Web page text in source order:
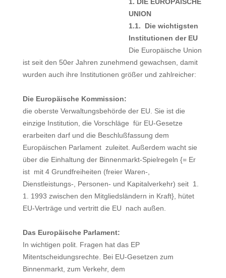
UNION
1.1. Die wichtigsten
Institutionen der EU
Die Europäische Union
ist seit den 50er Jahren zunehmend gewachsen, damit
wurden auch ihre Institutionen größer und zahlreicher:
Die Europäische Kommission:
die oberste Verwaltungsbehörde der EU. Sie ist die
einzige Institution, die Vorschläge für EU-Gesetze
erarbeiten darf und die Beschlußfassung dem
Europäischen Parlament zuleitet. Außerdem wacht sie
über die Einhaltung der Binnenmarkt-Spielregeln {= Er
ist mit 4 Grundfreiheiten (freier Waren-,
Dienstleistungs-, Personen- und Kapitalverkehr) seit 1.
1. 1993 zwischen den Mitgliedsländern in Kraft}, hütet
EU-Verträge und vertritt die EU nach außen.
Das Europäische Parlament:
In wichtigen polit. Fragen hat das EP
Mitentscheidungsrechte. Bei EU-Gesetzen zum
Binnenmarkt, zum Verkehr, dem